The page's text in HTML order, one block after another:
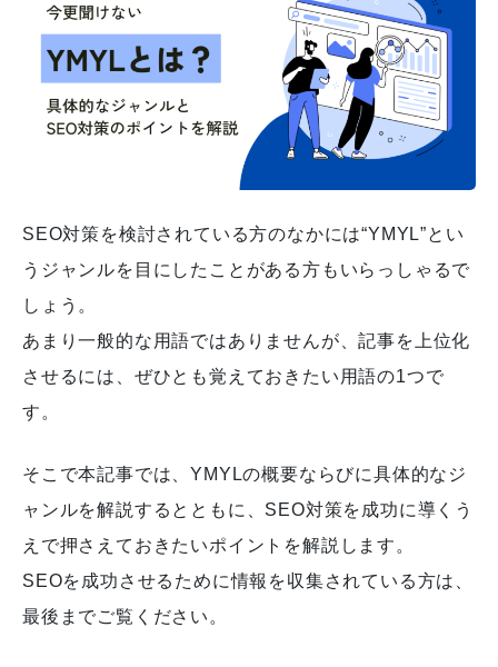
SEO対策を検討されている方のなかには“YMYL”とい
うジャンルを目にしたことがある方もいらっしゃるで
しょう。
あまり一般的な用語ではありませんが、記事を上位化
させるには、ぜひとも覚えておきたい用語の1つで
す。
そこで本記事では、YMYLの概要ならびに具体的なジ
ャンルを解説するとともに、SEO対策を成功に導くう
えで押さえておきたいポイントを解説します。
SEOを成功させるために情報を収集されている方は、
最後までご覧ください。